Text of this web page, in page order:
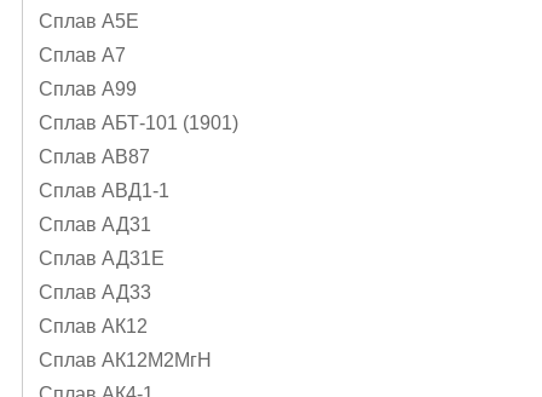
Сплав А5Е
Сплав А7
Сплав А99
Сплав АБТ-101 (1901)
Сплав АВ87
Сплав АВД1-1
Сплав АД31
Сплав АД31Е
Сплав АД33
Сплав АК12
Сплав АК12М2МгН